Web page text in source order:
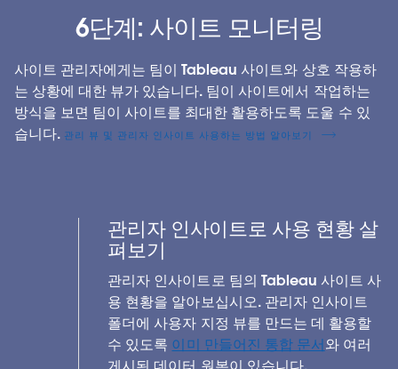
6단계: 사이트 모니터링
사이트 관리자에게는 팀이 Tableau 사이트와 상호 작용하
는 상황에 대한 뷰가 있습니다. 팀이 사이트에서 작업하는
방식을 보면 팀이 사이트를 최대한 활용하도록 도울 수 있
습니다. 관리 뷰 및 관리자 인사이트 사용하는 방법 알아보기
관리자 인사이트로 사용 현황 살
펴보기
관리자 인사이트로 팀의 Tableau 사이트 사
용 현황을 알아보십시오. 관리자 인사이트
폴더에 사용자 지정 뷰를 만드는 데 활용할
수 있도록 이미 만들어진 통합 문서와 여러